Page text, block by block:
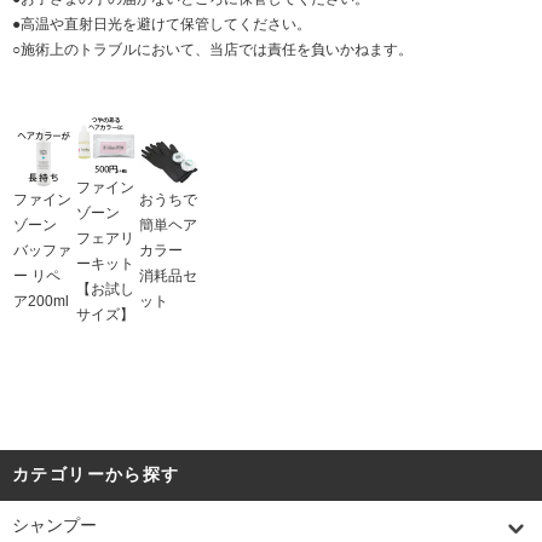
●高温や直射日光を避けて保管してください。
○施術上のトラブルにおいて、当店では責任を負いかねます。
ファイン
ゾーン
バッファ
ー リペ
ア200ml
ファイン
ゾーン
フェアリ
ーキット
【お試し
サイズ】
おうちで
簡単ヘア
カラー
消耗品セ
ット
カテゴリーから探す
シャンプー